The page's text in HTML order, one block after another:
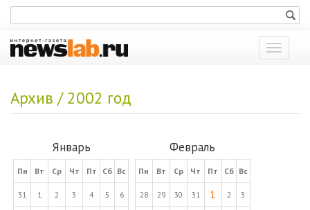
Показать
меню
Архив / 2002 год
Январь
Пн Вт Ср Чт Пт Сб Вс
31 1 2 3 4 5 6
Февраль
Пн Вт Ср Чт Пт Сб Вс
28 29 30 31 1 2 3